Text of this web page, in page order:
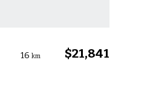
$21,841
16 km